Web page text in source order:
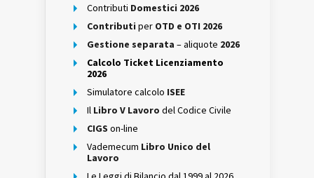
Contributi Domestici 2026
Contributi per OTD e OTI 2026
Gestione separata – aliquote 2026
Calcolo Ticket Licenziamento
2026
Simulatore calcolo ISEE
Il Libro V Lavoro del Codice Civile
CIGS on-line
Vademecum Libro Unico del
Lavoro